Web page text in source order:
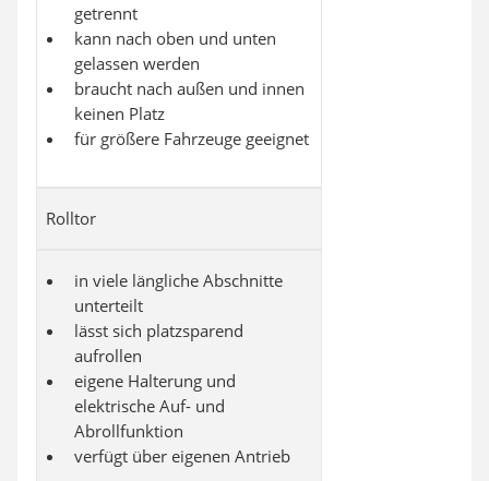
getrennt
kann nach oben und unten
gelassen werden
braucht nach außen und innen
keinen Platz
für größere Fahrzeuge geeignet
Rolltor
in viele längliche Abschnitte
unterteilt
lässt sich platzsparend
aufrollen
eigene Halterung und
elektrische Auf- und
Abrollfunktion
verfügt über eigenen Antrieb